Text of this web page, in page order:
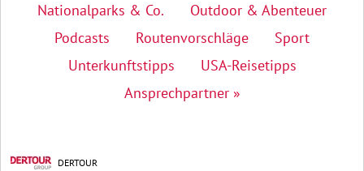
Nationalparks & Co.
Outdoor & Abenteuer
Podcasts
Routenvorschläge
Sport
Unterkunftstipps
USA-Reisetipps
Ansprechpartner »
DERTOUR